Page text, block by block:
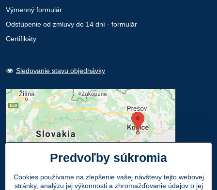
Výmenný formulár
Odstúpenie od zmluvy do 14 dní - formulár
Certifikáty
Sledovanie stavu objednávky
Predvoľby súkromia
Cookies používame na zlepšenie vašej návštevy tejto webovej
stránky, analýzu jej výkonnosti a zhromažďovanie údajov o jej